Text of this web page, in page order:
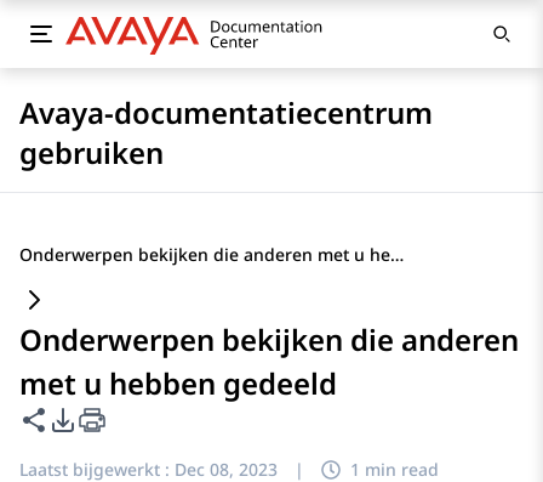
Avaya-documentatiecentrum
gebruiken
Onderwerpen bekijken die anderen met u hebben gedeeld
Onderwerpen bekijken die anderen
met u hebben gedeeld
Deze pagina delen
Opties voor PDF exporteren
Laatst bijgewerkt : Dec 08, 2023 | 1 min read